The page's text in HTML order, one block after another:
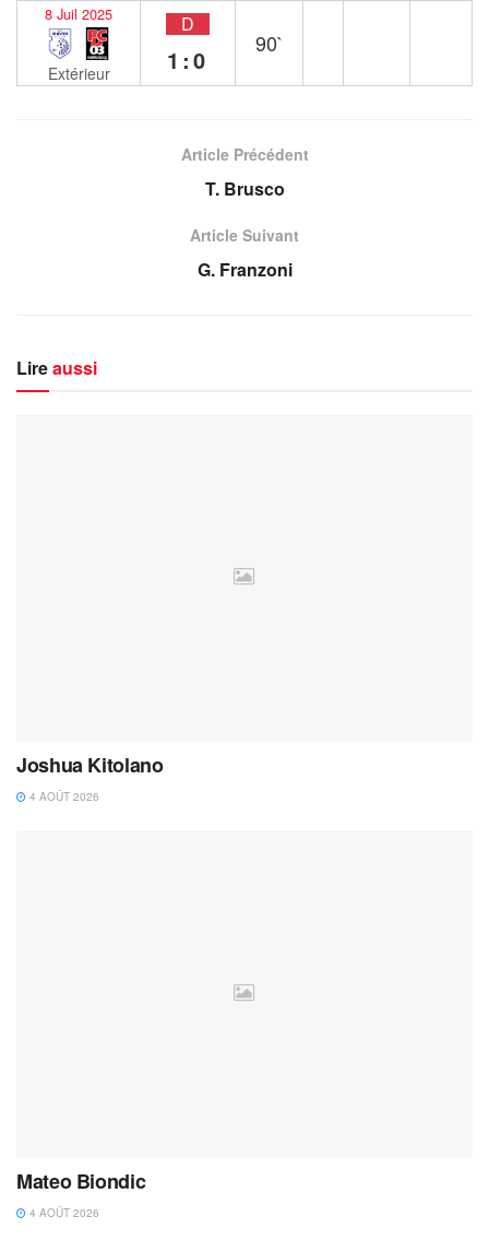
8 Juil 2025
Extérieur
D
1:0
90`
Article Précédent
T. Brusco
Article Suivant
G. Franzoni
Lireaussi
Joshua Kitolano
4 AOÛT 2026
Mateo Biondic
4 AOÛT 2026